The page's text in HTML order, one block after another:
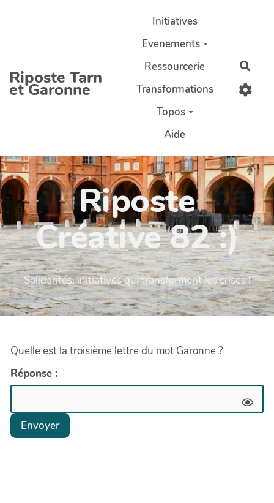
Riposte Tarn
et Garonne
Initiatives
Evenements
Ressourcerie
Transformations
Topos
Aide
Riposte
Créative 82 :)
Solidarités, initiatives qui transforment les crises !
Quelle est la troisième lettre du mot Garonne ?
Réponse :
Envoyer